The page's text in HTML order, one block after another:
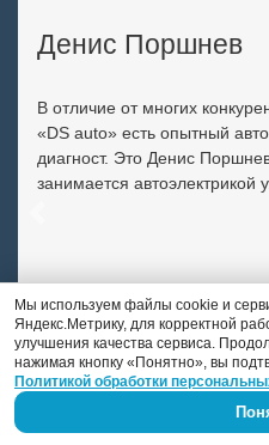
Денис Поршнев
В отличие от многих
«DS auto» есть опытный
диагност. Это Денис
занимается автоэлектрикой
Мы используем файлы cookie и
Яндекс.Метрику, для корректной
улучшения качества сервиса.
нажимая кнопку «Понятно», вы
Политикой обработки